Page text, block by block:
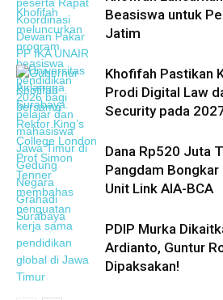
Beasiswa untuk
Jatim
Khofifah Pastikan
Prodi Digital Law
Security pada
Dana Rp520 Juta
Pangdam
Unit Link AIA-BCA
PDIP Murka
Ardianto, Guntur
Dipaksakan!